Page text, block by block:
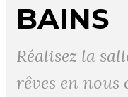
BAINS
Réalisez la
rêves en nous